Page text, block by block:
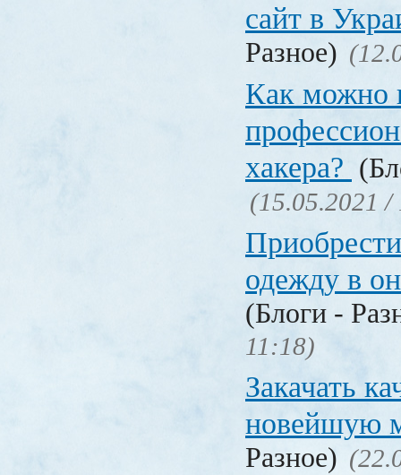
сайт в
Разное)
Как можно
хакера?
(15.05.2021 /
одежду в
(Блоги -
11:18)
Закачать
новейшую
Разное)